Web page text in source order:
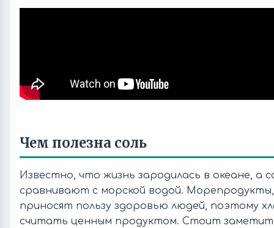
Чем полезна соль
Известно, что жизнь зародилась в океане, а
сравнивают с морской водой.
приносят пользу здоровью людей, поэтому
считать ценным продуктом. Стоит